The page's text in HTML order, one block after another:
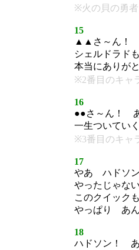
※火の貝の勇
15
▲▲さ～ん！
シェルドラド
本当にありが
※2番目のキャ
16
●●さ～ん！
一生ついてい
※3番目のキャ
17
やあ ハドソ
やったじゃな
このクイック
やっぱり あ
18
ハドソン！